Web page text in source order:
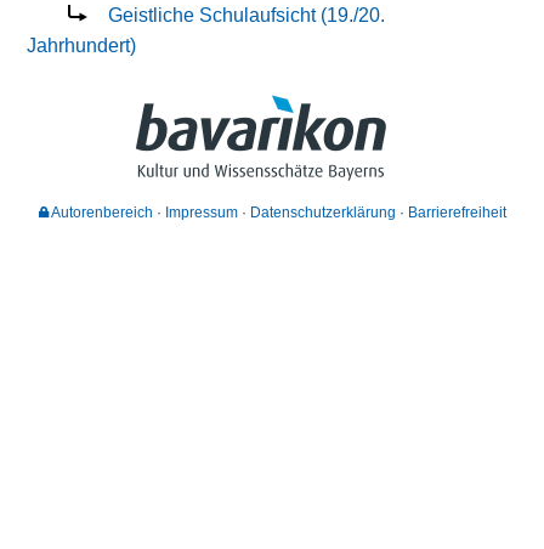
Geistliche Schulaufsicht (19./20.
Jahrhundert)
Autorenbereich Impressum Datenschutzerklärung Barrierefreiheit